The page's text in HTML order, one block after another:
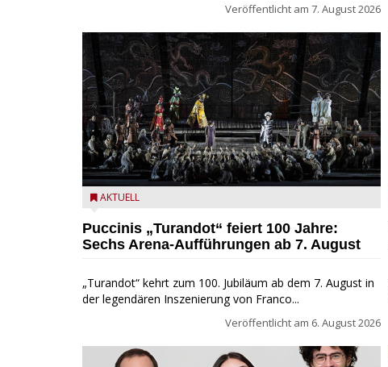
Veröffentlicht am 7. August 2026
Turandot in der Arena von Verona - Ennevi für
AKTUELL
Puccinis „Turandot“ feiert 100 Jahre:
Sechs Arena-Aufführungen ab 7. August
„Turandot“ kehrt zum 100. Jubiläum ab dem 7. August in
der legendären Inszenierung von Franco...
Veröffentlicht am 6. August 2026